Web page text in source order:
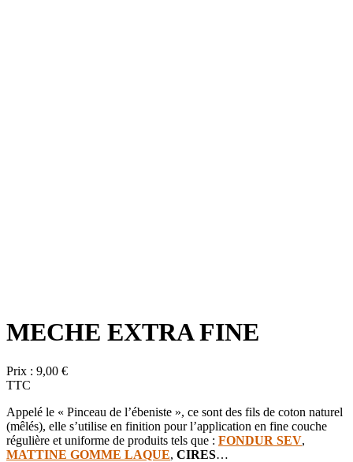
MECHE EXTRA FINE
Prix : 9,00 €
TTC
Appelé le « Pinceau de l’ébeniste », ce sont des fils de coton naturel
(mêlés), elle s’utilise en finition pour l’application en fine couche
régulière et uniforme de produits tels que : FONDUR SEV,
MATTINE GOMME LAQUE, CIRES…